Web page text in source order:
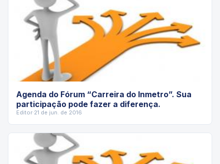
Agenda do Fórum “Carreira do Inmetro”. Sua
participação pode fazer a diferença.
Editor·21 de jun. de 2016